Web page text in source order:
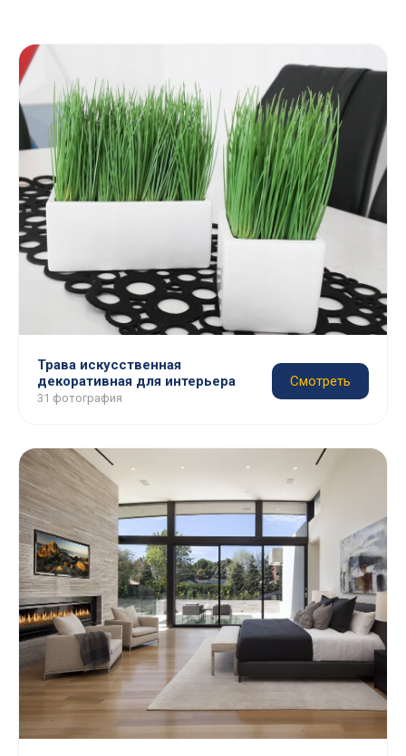
Трава искусственная
декоративная для интерьера
31 фотография
Смотреть